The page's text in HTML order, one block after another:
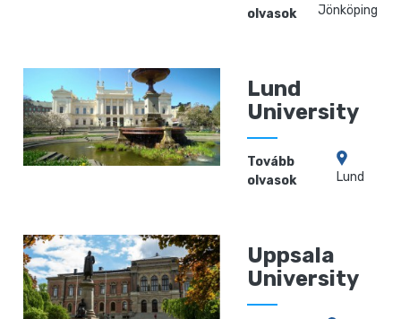
olvasok
Jönköping
Lund
University
Tovább
olvasok
Lund
Uppsala
University